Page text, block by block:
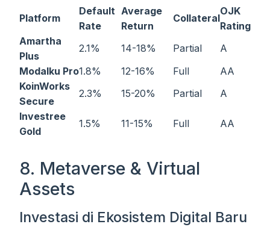
Platform
Default
Rate
Average
Return
Collateral
OJK
Rating
Amartha
Plus
2.1% 14-18% Partial
A
Modalku Pro1.8% 12-16% Full
AA
KoinWorks
Secure
2.3% 15-20% Partial
A
Investree
Gold
1.5% 11-15% Full AA
8. Metaverse & Virtual
Assets
Investasi di Ekosistem Digital Baru